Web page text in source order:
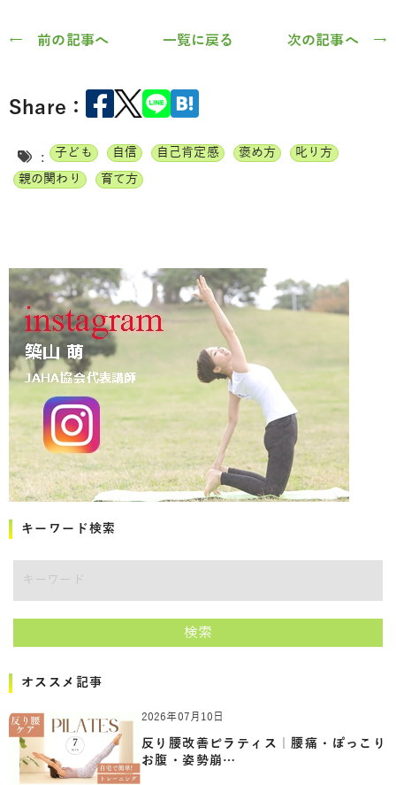
← 前の記事へ 一覧に戻る 次の記事へ →
Share：
: 子ども 自信 自己肯定感 褒め方
叱り方
親の関わり
育て方
キーワード検索
検索
オススメ記事
2026年07月10日
反り腰改善ピラティス｜腰痛・ぽっこり
お腹・姿勢崩…